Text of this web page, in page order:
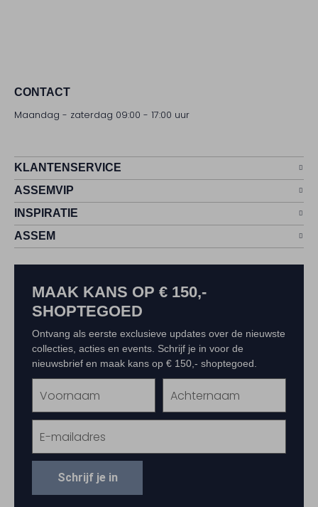
CONTACT
Maandag - zaterdag 09:00 - 17:00 uur
KLANTENSERVICE
ASSEMVIP
INSPIRATIE
ASSEM
MAAK KANS OP € 150,-
SHOPTEGOED
Ontvang als eerste exclusieve updates over de nieuwste
collecties, acties en events. Schrijf je in voor de
nieuwsbrief en maak kans op € 150,- shoptegoed.
Schrijf je in